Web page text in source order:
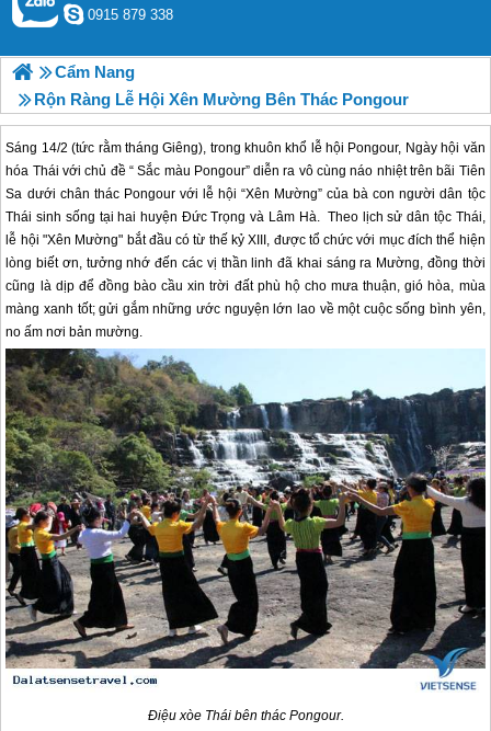
0915 879 338
Cẩm Nang
Rộn Ràng Lễ Hội Xên Mường Bên Thác Pongour
Sáng 14/2 (tức rằm tháng Giêng), trong khuôn khổ lễ hội Pongour, Ngày hội văn
hóa Thái với chủ đề “ Sắc màu Pongour” diễn ra vô cùng náo nhiệt trên bãi Tiên
Sa dưới chân thác Pongour với lễ hội “Xên Mường” của bà con người dân tộc
Thái sinh sống tại hai huyện Đức Trọng và Lâm Hà. Theo lịch sử dân tộc Thái,
lễ hội "Xên Mường" bắt đầu có từ thế kỷ XIII, được tổ chức với mục đích thể hiện
lòng biết ơn, tưởng nhớ đến các vị thần linh đã khai sáng ra Mường, đồng thời
cũng là dịp để đồng bào cầu xin trời đất phù hộ cho mưa thuận, gió hòa, mùa
màng xanh tốt; gửi gắm những ước nguyện lớn lao về một cuộc sống bình yên,
no ấm nơi bản mường.
Điệu xòe Thái bên thác Pongour.